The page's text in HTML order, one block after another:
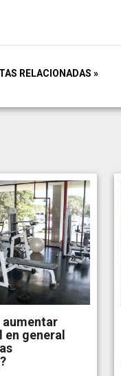
RELACIONADAS »
aumentar
general